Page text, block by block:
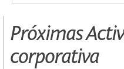
Próximas
corporativa